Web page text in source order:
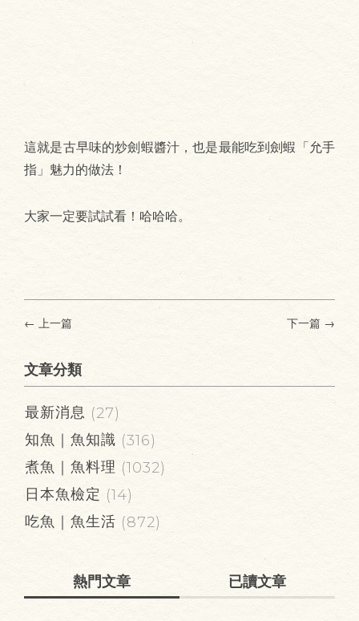
這就是古早味的炒劍蝦醬汁，也是最能吃到劍蝦「允手
指」魅力的做法！
大家一定要試試看！哈哈哈。
← 上一篇 下一篇 →
文章分類
最新消息 (27)
知魚｜魚知識 (316)
煮魚｜魚料理 (1032)
日本魚檢定 (14)
吃魚｜魚生活 (872)
熱門文章 已讀文章